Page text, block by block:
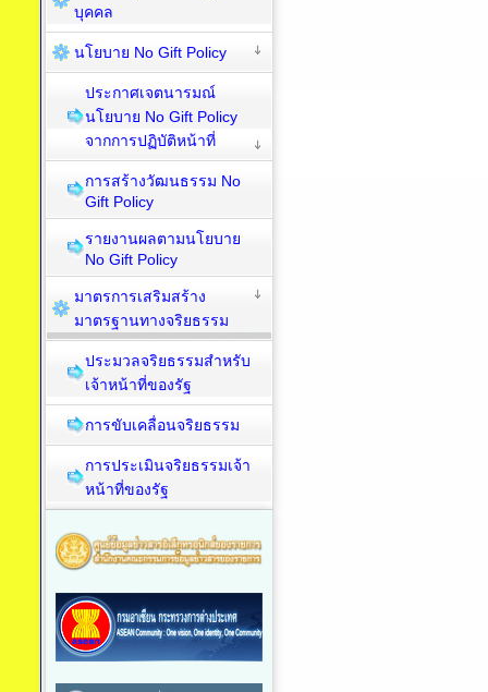
บุคคล
นโยบาย No Gift Policy
ประกาศเจตนารมณ์
นโยบาย No Gift Policy
จากการปฏิบัติหน้าที่
การสร้างวัฒนธรรม No
Gift Policy
รายงานผลตามนโยบาย
No Gift Policy
มาตรการเสริมสร้าง
มาตรฐานทางจริยธรรม
ประมวลจริยธรรมสำหรับ
เจ้าหน้าที่ของรัฐ
การขับเคลื่อนจริยธรรม
การประเมินจริยธรรมเจ้า
หน้าที่ของรัฐ